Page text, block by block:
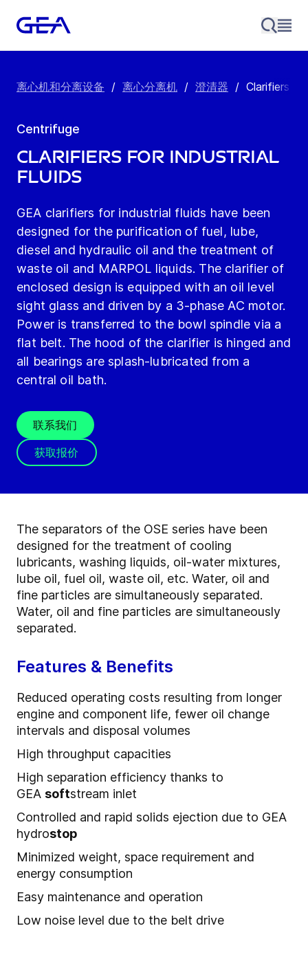
离心机和分离设备 / 离心分离机 / 澄清器 / Clarifiers
Centrifuge
Clarifiers for Industrial
Fluids
GEA clarifiers for industrial fluids have been
designed for the purification of fuel, lube,
diesel and hydraulic oil and the treatment of
waste oil and MARPOL liquids. The clarifier of
enclosed design is equipped with an oil level
sight glass and driven by a 3-phase AC motor.
Power is transferred to the bowl spindle via a
flat belt. The hood of the clarifier is hinged and
all bearings are splash-lubricated from a
central oil bath.
联系我们
获取报价
The separators of the OSE series have been
designed for the treatment of cooling
lubricants, washing liquids, oil-water mixtures,
lube oil, fuel oil, waste oil, etc. Water, oil and
fine particles are simultaneously separated.
Water, oil and fine particles are simultaneously
separated.
Features & Benefits
Reduced operating costs resulting from longer
engine and component life, fewer oil change
intervals and disposal volumes
High throughput capacities
High separation efficiency thanks to
GEA softstream inlet
Controlled and rapid solids ejection due to GEA
hydrostop
Minimized weight, space requirement and
energy consumption
Easy maintenance and operation
Low noise level due to the belt drive